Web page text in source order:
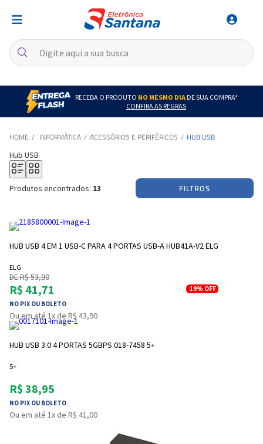
RECEBA O PRODUTO NO MESMO DIADE SUA COMPRA*
CONFIRA AS REGRAS
INFORMÁTICA ACESSÓRIOS E PERIFÉRICOS HUB USB
Hub USB
Produtos encontrados: 13 FILTROS
HUB USB 4 EM 1 USB-C PARA 4 PORTAS USB-A HUB41A-V2 ELG
ELG
DE R$ 53,90
R$ 41,71
NO PIX OU BOLETO
19% OFF
Ou em até 1x de R$ 43,90
HUB USB 3.0 4 PORTAS 5GBPS 018-7458 5+
5+
R$ 38,95
NO PIX OU BOLETO
Ou em até 1x de R$ 41,00